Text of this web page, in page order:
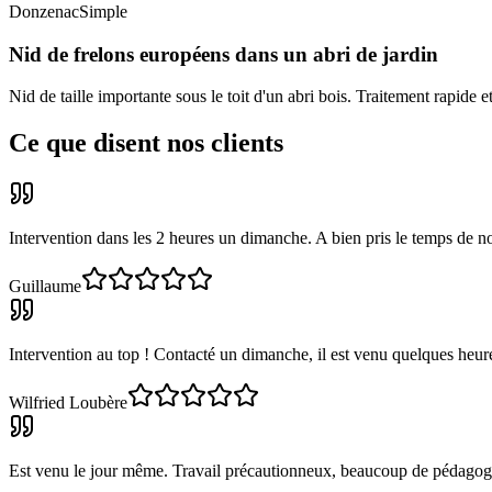
DonzenacSimple
Nid de frelons européens dans un abri de jardin
Nid de taille importante sous le toit d'un abri bois. Traitement rapide
Ce que disent nos clients
Intervention dans les 2 heures un dimanche. A bien pris le temps de
Guillaume
Intervention au top ! Contacté un dimanche, il est venu quelques
Wilfried Loubère
Est venu le jour même. Travail précautionneux, beaucoup de